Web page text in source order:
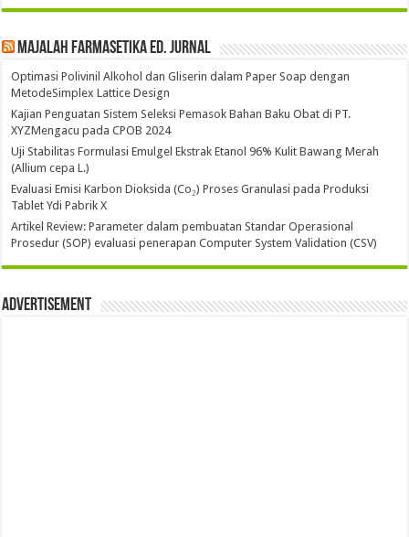
Majalah Farmasetika Ed. Jurnal
Optimasi Polivinil Alkohol dan Gliserin dalam Paper Soap dengan
MetodeSimplex Lattice Design
Kajian Penguatan Sistem Seleksi Pemasok Bahan Baku Obat di PT.
XYZMengacu pada CPOB 2024
Uji Stabilitas Formulasi Emulgel Ekstrak Etanol 96% Kulit Bawang Merah
(Allium cepa L.)
Evaluasi Emisi Karbon Dioksida (Co₂) Proses Granulasi pada Produksi
Tablet Ydi Pabrik X
Artikel Review: Parameter dalam pembuatan Standar Operasional
Prosedur (SOP) evaluasi penerapan Computer System Validation (CSV)
Advertisement